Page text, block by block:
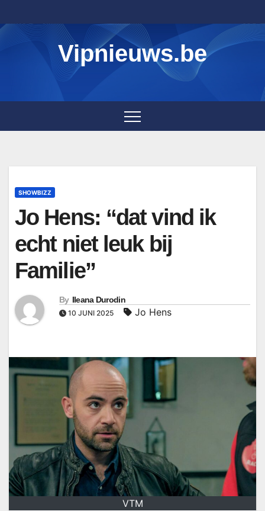
to
content
Vipnieuws.be
SHOWBIZZ
Jo Hens: “dat vind ik
echt niet leuk bij
Familie”
By Ileana Durodin
10 JUNI 2025 Jo Hens
VTM